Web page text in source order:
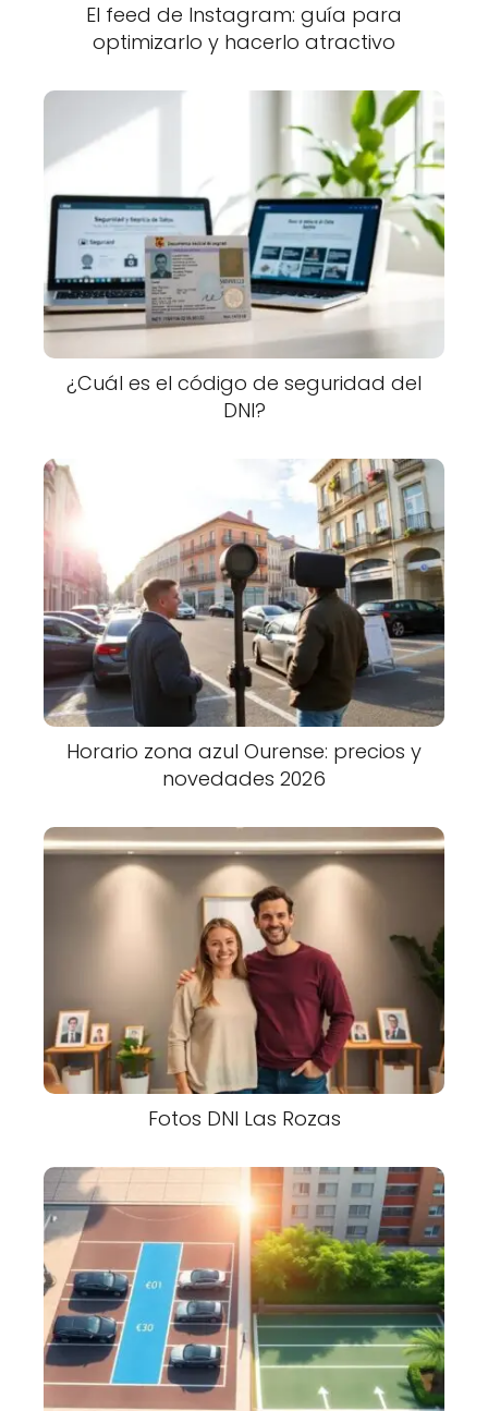
El feed de Instagram: guía para
optimizarlo y hacerlo atractivo
¿Cuál es el código de seguridad del
DNI?
Horario zona azul Ourense: precios y
novedades 2026
Fotos DNI Las Rozas